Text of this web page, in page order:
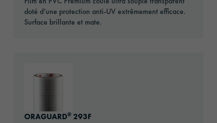
doté d’une protection anti-UV extrêmement efficace.
Surface brillante et mate.
ORAGUARD® 293F